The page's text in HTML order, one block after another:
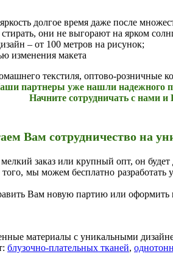
долгое время даже после
они не выгорают на ярком
– от 100 метров на рисунок;
изменения макета
текстиля, оптово-розничные
партнеры уже нашли надежного
Начните сотрудничать с нами
Вам сотрудничество на
заказ или крупный опт, он
мы можем бесплатно
Вам новую партию или оформить
материалы с уникальными
блузочно-плательных тканей,